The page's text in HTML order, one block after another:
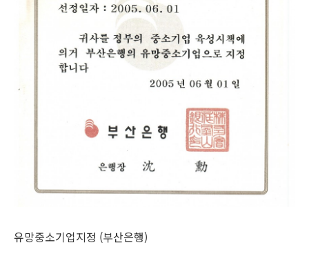
유망중소기업지정 (부산은행)